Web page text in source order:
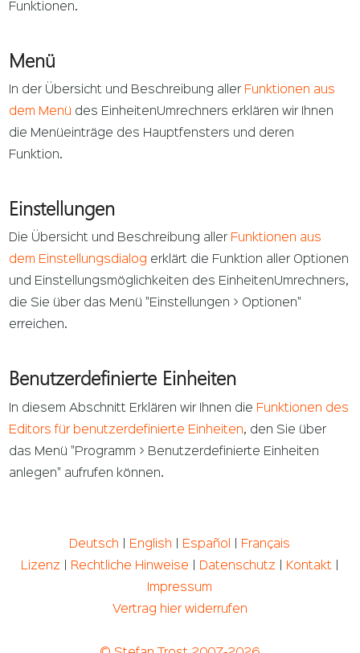
Funktionen.
Menü
In der Übersicht und Beschreibung aller Funktionen aus
dem Menü des EinheitenUmrechners erklären wir Ihnen
die Menüeinträge des Hauptfensters und deren
Funktion.
Einstellungen
Die Übersicht und Beschreibung aller Funktionen aus
dem Einstellungsdialog erklärt die Funktion aller Optionen
und Einstellungsmöglichkeiten des EinheitenUmrechners,
die Sie über das Menü "Einstellungen > Optionen"
erreichen.
Benutzerdefinierte Einheiten
In diesem Abschnitt Erklären wir Ihnen die Funktionen des
Editors für benutzerdefinierte Einheiten, den Sie über
das Menü "Programm > Benutzerdefinierte Einheiten
anlegen" aufrufen können.
Deutsch English Español
Français
Lizenz
Rechtliche Hinweise Datenschutz Kontakt|
Impressum
Vertrag hier widerrufen